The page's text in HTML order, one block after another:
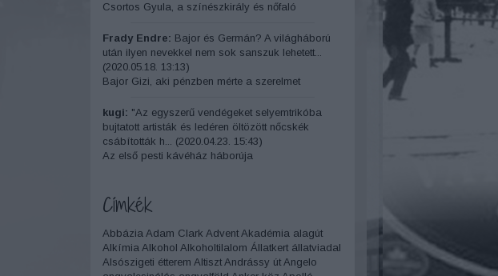
Csortos Gyula, a színészkirály és nőfaló
Frady Endre: Bajor és Germán? A világháború
után ilyen nevekkel nem sok sanszuk lehetett...
(2020.05.18. 13:13)
Bajor Gizi, aki pénzben mérte a szerelmet
kugi: "Az egyszerű vendégeket selyemtrikóba
bujtatott artisták és ledéren öltözött nőcskék
csábították h... (2020.04.23. 15:43)
Az első pesti kávéház háborúja
Címkék
Abbázia Adam Clark Advent Akadémia alagút
Alkímia Alkohol Alkoholtilalom Állatkert állatviadal
Alsószigeti étterem Altiszt Andrássy út Angelo